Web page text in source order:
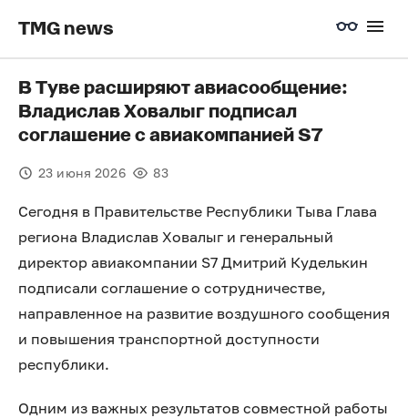
TMG news
В Туве расширяют авиасообщение:
Владислав Ховалыг подписал
соглашение с авиакомпанией S7
23 июня 2026 83
Сегодня в Правительстве Республики Тыва Глава
региона Владислав Ховалыг и генеральный
директор авиакомпании S7 Дмитрий Куделькин
подписали соглашение о сотрудничестве,
направленное на развитие воздушного сообщения
и повышения транспортной доступности
республики.
Одним из важных результатов совместной работы